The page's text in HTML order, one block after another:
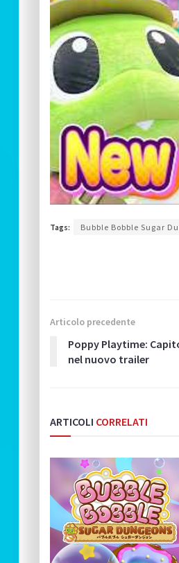
Tags: Bubble Bobble Sugar
Articolo precedente
Poppy Playtime:
nel nuovo trailer
ARTICOLI CORRELATI